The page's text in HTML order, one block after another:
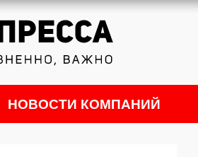
НОВОСТИ КОМПАНИЙ